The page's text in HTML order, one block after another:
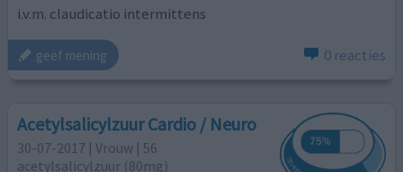
i.v.m. claudicatio intermittens
geef mening 0 reacties
Acetylsalicylzuur Cardio / Neuro
30-07-2017 | Vrouw | 56
acetylsalicylzuur (80mg)